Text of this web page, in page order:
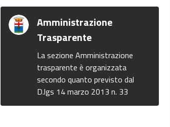
Amministrazione
Trasparente
La sezione Amministrazione
trasparente è organizzata
secondo quanto previsto dal
D.lgs 14 marzo 2013 n. 33